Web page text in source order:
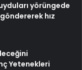
yörüngede
hız
Yetenekleri